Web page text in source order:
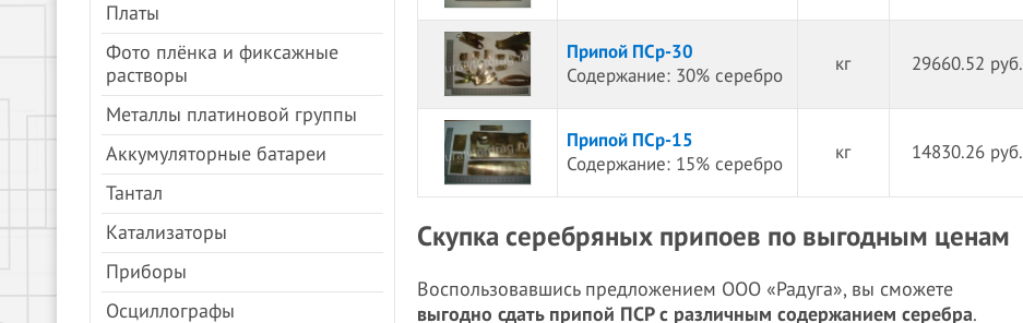
Платы
Фото плёнка и фиксажные
растворы
Металлы платиновой группы
Аккумуляторные батареи
Тантал
Катализаторы
Приборы
Осциллографы
Припой ПСр-30
Содержание: 30% серебро
кг 29660.52 руб.
Припой ПСр-15
Содержание: 15% серебро
кг 14830.26 руб.
Скупка серебряных припоев по выгодным ценам
Воспользовавшись предложением ООО «Радуга», вы сможете
выгодно сдать припой ПСР с различным содержанием серебра.